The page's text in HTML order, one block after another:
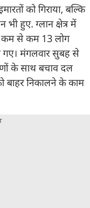
को गिराया, बल्कि
भी हुए. ग्लान क्षेत्र में
से कम 13 लोग
गए। मंगलवार सुबह से
के साथ बचाव दल
बाहर निकालने के काम